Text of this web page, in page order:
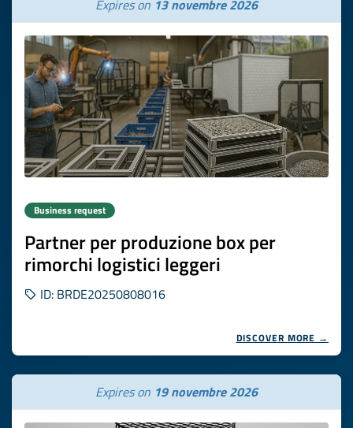
Expires on 13 novembre 2026
Business request
Partner per produzione box per
rimorchi logistici leggeri
ID: BRDE20250808016
DISCOVER MORE →
Expires on 19 novembre 2026